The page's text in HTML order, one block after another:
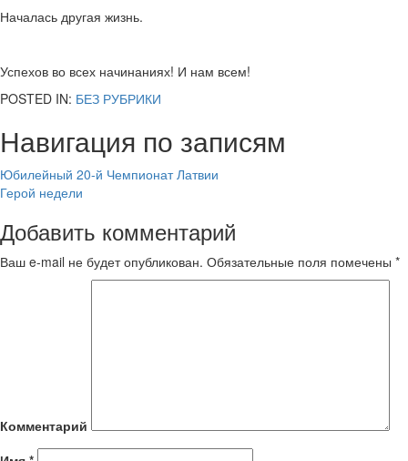
Началась другая жизнь.
Успехов во всех начинаниях! И нам всем!
POSTED IN: БЕЗ РУБРИКИ
Навигация по записям
Юбилейный 20-й Чемпионат Латвии
Герой недели
Добавить комментарий
Ваш e-mail не будет опубликован. Обязательные поля помечены *
Комментарий